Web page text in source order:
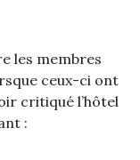
les membres
ceux-ci ont
critiqué l’hôtel
: